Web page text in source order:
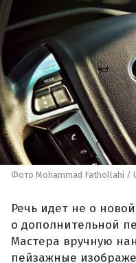
Фото Mohammad Fathollahi /
Речь идет не о
о дополнительной
Мастера вручную
пейзажные